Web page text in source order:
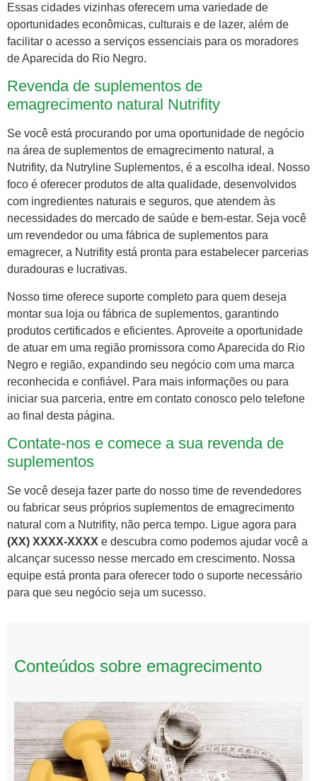
Essas cidades vizinhas oferecem uma variedade de
oportunidades econômicas, culturais e de lazer, além de
facilitar o acesso a serviços essenciais para os moradores
de Aparecida do Rio Negro.
Revenda de suplementos de
emagrecimento natural Nutrifity
Se você está procurando por uma oportunidade de negócio
na área de suplementos de emagrecimento natural, a
Nutrifity, da Nutryline Suplementos, é a escolha ideal. Nosso
foco é oferecer produtos de alta qualidade, desenvolvidos
com ingredientes naturais e seguros, que atendem às
necessidades do mercado de saúde e bem-estar. Seja você
um revendedor ou uma fábrica de suplementos para
emagrecer, a Nutrifity está pronta para estabelecer parcerias
duradouras e lucrativas.
Nosso time oferece suporte completo para quem deseja
montar sua loja ou fábrica de suplementos, garantindo
produtos certificados e eficientes. Aproveite a oportunidade
de atuar em uma região promissora como Aparecida do Rio
Negro e região, expandindo seu negócio com uma marca
reconhecida e confiável. Para mais informações ou para
iniciar sua parceria, entre em contato conosco pelo telefone
ao final desta página.
Contate-nos e comece a sua revenda de
suplementos
Se você deseja fazer parte do nosso time de revendedores
ou fabricar seus próprios suplementos de emagrecimento
natural com a Nutrifity, não perca tempo. Ligue agora para
(XX) XXXX-XXXX e descubra como podemos ajudar você a
alcançar sucesso nesse mercado em crescimento. Nossa
equipe está pronta para oferecer todo o suporte necessário
para que seu negócio seja um sucesso.
Conteúdos sobre emagrecimento